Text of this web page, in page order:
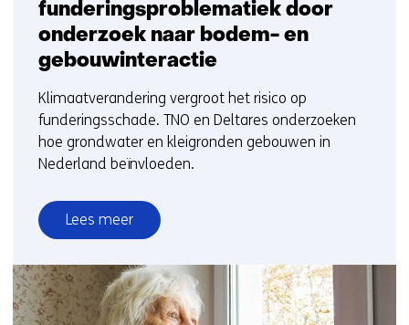
funderingsproblematiek door
onderzoek naar bodem- en
gebouwinteractie
Klimaatverandering vergroot het risico op
funderingsschade. TNO en Deltares onderzoeken
hoe grondwater en kleigronden gebouwen in
Nederland beïnvloeden.
Lees meer
over
Grip
op
groeiende